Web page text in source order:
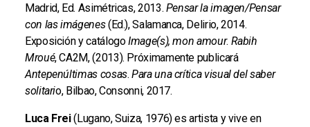
Madrid, Ed. Asimétricas, 2013. Pensar la imagen/Pensar
con las imágenes(Ed.), Salamanca, Delirio, 2014.
Exposición y catálogoImage(s), mon amour. Rabih
Mroué, CA2M, (2013). Próximamente publicará
Antepenúltimas cosas.Para una crítica visual del saber
solitario, Bilbao, Consonni, 2017.
Luca Frei(Lugano, Suiza, 1976) es artista y vive en